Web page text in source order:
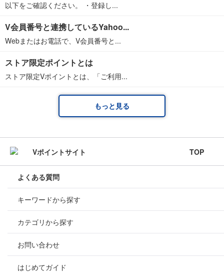
以下をご確認ください。 ・登録し...
V会員番号と連携しているYahoo...
Webまたはお電話で、V会員番号と...
ストア限定ポイントとは
ストア限定Vポイントとは、「ご利用...
もっと見る
TOP
よくある質問
キーワードから探す
カテゴリから探す
お問い合わせ
はじめてガイド